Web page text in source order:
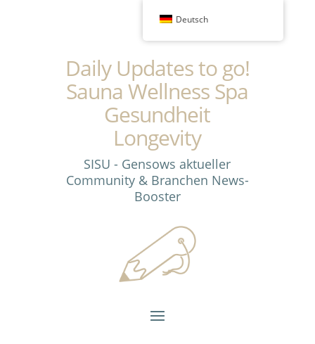
Daily Updates to go!
Sauna Wellness Spa
Gesundheit
Longevity
SISU - Gensows aktueller
Community & Branchen News-
Booster
Deutsch